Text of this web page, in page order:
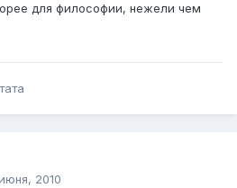
для философии, нежели чем
2010